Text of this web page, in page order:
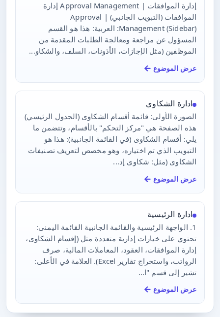
إدارة الموافقات | Approval Management إدارة
الموافقات (التبويب الجانبي) | Approval
Management (Sidebar): العربية: هذا هو القسم
المسؤول عن مراجعة ومعالجة الطلبات المقدمة من
الموظفين (مثل الإجازات، الأذونات، السلف، والشكاو...
عرض الموضوع
ادارة الشكاوي
الصورة الأولى: قائمة أقسام الشكاوى (الجدول الرئيسي)
هذه الصفحة هي "مركز التحكم" بالأقسام، وتتضمن ما
يلي: أقسام الشكاوى (في القائمة الجانبية): هذا هو
التبويب الذي تم اختياره، وهو مخصص لتعريف تصنيفات
الشكاوى (مثل: شكاوى إد...
عرض الموضوع
ادارة الرئيسية
1. الواجهة الرئيسية والقائمة الجانبية القائمة اليمنى:
تحتوي على خيارات إدارية متعددة مثل (إقسام الشكاوى،
إدارة الموافقات، العقود، المعاملات المالية، صرف
الرواتب، واستخراج تقارير Excel). العلامة في الأعلى:
تشير إلى قسم "ا...
عرض الموضوع